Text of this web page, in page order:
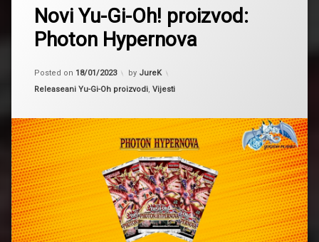
Novi Yu-Gi-Oh! proizvod:
Photon Hypernova
Posted on 18/01/2023 by JureK
Kategorije:
Releaseani Yu-Gi-Oh proizvodi Vijesti
2023
proizvod
Yugioh